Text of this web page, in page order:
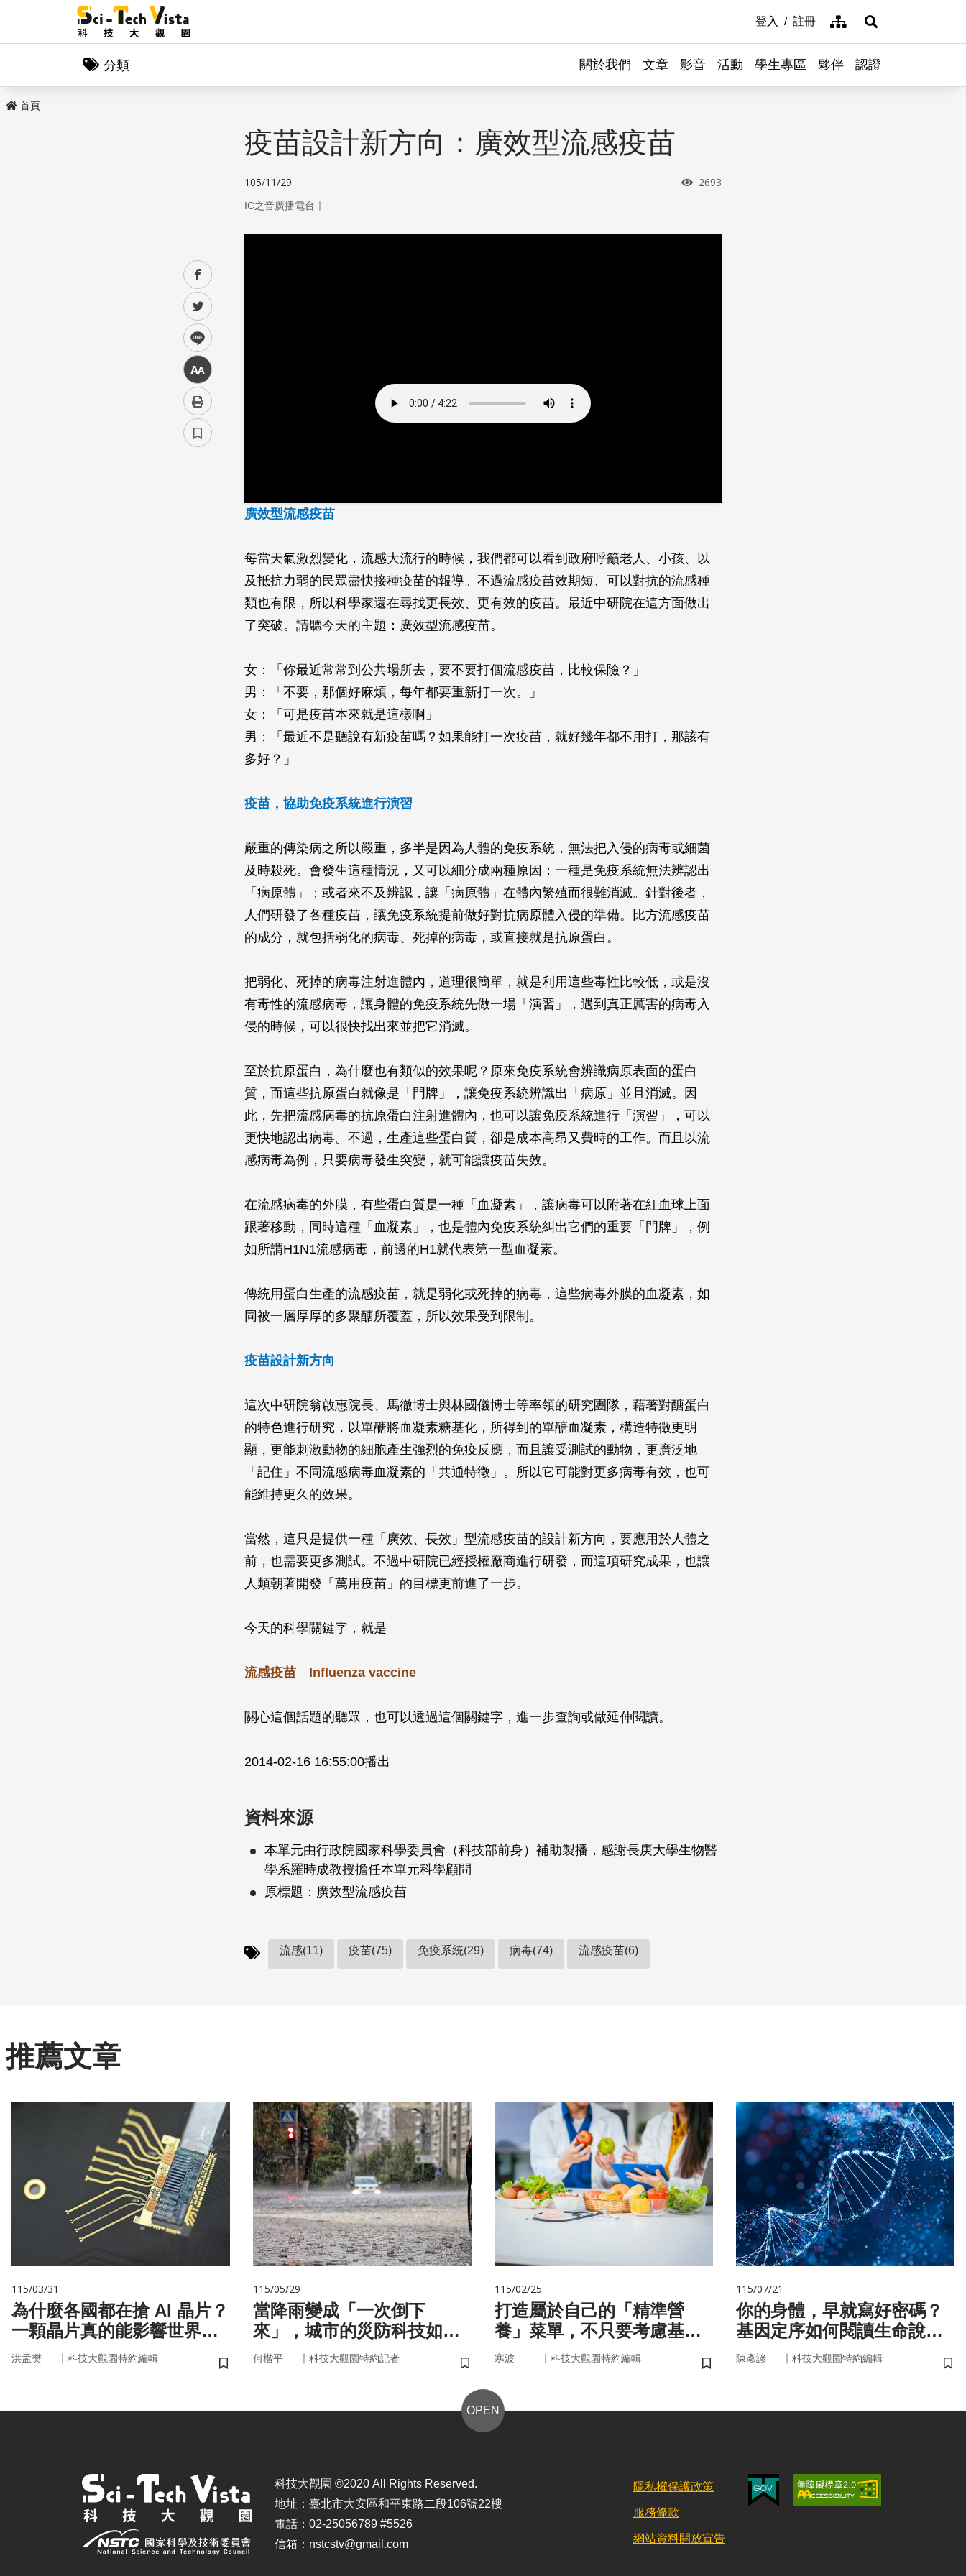
登入 註冊 網站導覽展開搜尋
分類 關於我們 文章 影音 活動 學生專區 夥伴 認證
首頁
facebook
twitter
line
中
疫苗設計新方向：廣效型流感疫苗
105/11/29 瀏覽次數
2693
IC之音廣播電台 ｜
廣效型流感疫苗
每當天氣激烈變化，流感大流行的時候，我們都可以看到政府呼籲老人、小孩、以
及抵抗力弱的民眾盡快接種疫苗的報導。不過流感疫苗效期短、可以對抗的流感種
類也有限，所以科學家還在尋找更長效、更有效的疫苗。最近中研院在這方面做出
了突破。請聽今天的主題：廣效型流感疫苗。
女：「你最近常常到公共場所去，要不要打個流感疫苗，比較保險？」
男：「不要，那個好麻煩，每年都要重新打一次。」
女：「可是疫苗本來就是這樣啊」
男：「最近不是聽說有新疫苗嗎？如果能打一次疫苗，就好幾年都不用打，那該有
多好？」
疫苗，協助免疫系統進行演習
嚴重的傳染病之所以嚴重，多半是因為人體的免疫系統，無法把入侵的病毒或細菌
及時殺死。會發生這種情況，又可以細分成兩種原因：一種是免疫系統無法辨認出
「病原體」；或者來不及辨認，讓「病原體」在體內繁殖而很難消滅。針對後者，
人們研發了各種疫苗，讓免疫系統提前做好對抗病原體入侵的準備。比方流感疫苗
的成分，就包括弱化的病毒、死掉的病毒，或直接就是抗原蛋白。
把弱化、死掉的病毒注射進體內，道理很簡單，就是利用這些毒性比較低，或是沒
有毒性的流感病毒，讓身體的免疫系統先做一場「演習」，遇到真正厲害的病毒入
侵的時候，可以很快找出來並把它消滅。
至於抗原蛋白，為什麼也有類似的效果呢？原來免疫系統會辨識病原表面的蛋白
質，而這些抗原蛋白就像是「門牌」，讓免疫系統辨識出「病原」並且消滅。因
此，先把流感病毒的抗原蛋白注射進體內，也可以讓免疫系統進行「演習」，可以
更快地認出病毒。不過，生產這些蛋白質，卻是成本高昂又費時的工作。而且以流
感病毒為例，只要病毒發生突變，就可能讓疫苗失效。
在流感病毒的外膜，有些蛋白質是一種「血凝素」，讓病毒可以附著在紅血球上面
跟著移動，同時這種「血凝素」，也是體內免疫系統糾出它們的重要「門牌」，例
如所謂H1N1流感病毒，前邊的H1就代表第一型血凝素。
傳統用蛋白生產的流感疫苗，就是弱化或死掉的病毒，這些病毒外膜的血凝素，如
同被一層厚厚的多聚醣所覆蓋，所以效果受到限制。
疫苗設計新方向
這次中研院翁啟惠院長、馬徹博士與林國儀博士等率領的研究團隊，藉著對醣蛋白
的特色進行研究，以單醣將血凝素糖基化，所得到的單醣血凝素，構造特徵更明
顯，更能刺激動物的細胞產生強烈的免疫反應，而且讓受測試的動物，更廣泛地
「記住」不同流感病毒血凝素的「共通特徵」。所以它可能對更多病毒有效，也可
能維持更久的效果。
當然，這只是提供一種「廣效、長效」型流感疫苗的設計新方向，要應用於人體之
前，也需要更多測試。不過中研院已經授權廠商進行研發，而這項研究成果，也讓
人類朝著開發「萬用疫苗」的目標更前進了一步。
今天的科學關鍵字，就是
流感疫苗 Influenza vaccine
關心這個話題的聽眾，也可以透過這個關鍵字，進一步查詢或做延伸閱讀。
2014-02-16 16:55:00播出
資料來源
本單元由行政院國家科學委員會（科技部前身）補助製播，感謝長庚大學生物醫
學系羅時成教授擔任本單元科學顧問
原標題：廣效型流感疫苗
流感(11) 疫苗(75) 免疫系統(29) 病毒(74) 流感疫苗(6)
推薦文章
115/03/31
為什麼各國都在搶 AI 晶片？
一顆晶片真的能影響世界
嗎？
洪孟樊 ｜ 科技大觀園特約編輯
儲存書籤
115/05/29
當降雨變成「一次倒下
來」，城市的災防科技如何
即時應變？
何楷平 ｜ 科技大觀園特約記者
儲存書籤
115/02/25
打造屬於自己的「精準營
養」菜單，不只要考慮基
因，關鍵更在腸道微生物
寒波 ｜ 科技大觀園特約編輯
儲存書籤
115/07/21
你的身體，早就寫好密碼？
基因定序如何閱讀生命說明
書
陳彥諺 ｜ 科技大觀園特約編輯
儲
OPEN
科技大觀園 ©2020 All Rights Reserved.
地址：臺北市大安區和平東路二段106號22樓
電話：02-25056789 #5526
信箱：nstcstv@gmail.com
隱私權保護政策
服務條款
網站資料開放宣告